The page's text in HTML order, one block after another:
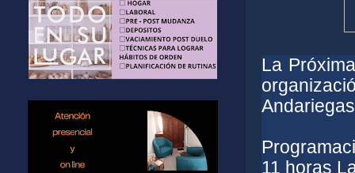
La
11 horas